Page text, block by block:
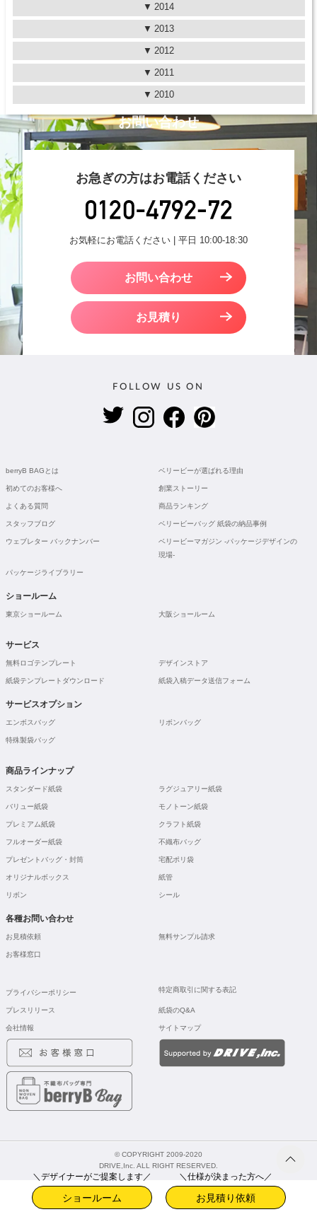
2014
2013
2012
2011
2010
＼デザイナーがご提案します／
ショールーム
＼仕様が決まった方へ／
お見積り依頼
お問い合わせ
お急ぎの方はお電話ください
お気軽にお電話ください | 平日 10:00-18:30
お問い合わせ
お見積り
FOLLOW US ON
berryB BAGとは ベリービーが選ばれる理由
初めてのお客様へ 創業ストーリー
よくある質問 商品ランキング
スタッフブログ ベリービーバッグ 紙袋の納品事例
ウェブレター バックナンバー
ベリービーマガジン -パッケージデザインの
現場-
パッケージライブラリー
ショールーム
東京ショールーム 大阪ショールーム
サービス
無料ロゴテンプレート デザインストア
紙袋テンプレートダウンロード 紙袋入稿データ送信フォーム
サービスオプション
エンボスバッグ リボンバッグ
特殊製袋バッグ
商品ラインナップ
スタンダード紙袋 ラグジュアリー紙袋
バリュー紙袋 モノトーン紙袋
プレミアム紙袋 クラフト紙袋
フルオーダー紙袋 不織布バッグ
プレゼントバッグ・封筒 宅配ポリ袋
オリジナルボックス 紙管
リボン シール
各種お問い合わせ
お見積依頼 無料サンプル請求
お客様窓口
プライバシーポリシー 特定商取引に関する表記
プレスリリース 紙袋のQ&A
会社情報 サイトマップ
© COPYRIGHT 2009-2020
DRIVE,Inc. ALL RIGHT RESERVED.